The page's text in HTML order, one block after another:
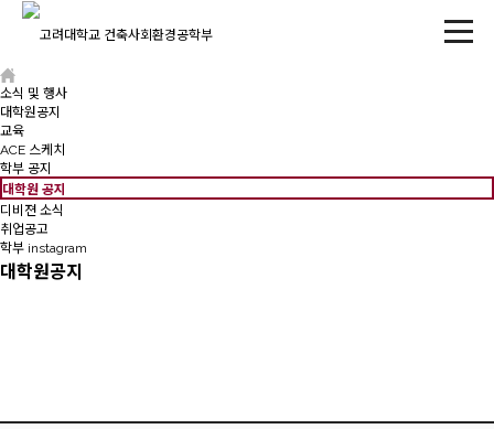
소식 및 행사
대학원공지
교육
ACE 스케치
학부 공지
대학원 공지
디비젼 소식
취업공고
학부 instagram
대학원공지